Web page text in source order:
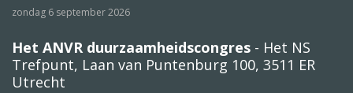
zondag 6 september 2026
Het ANVR duurzaamheidscongres - Het NS
Trefpunt, Laan van Puntenburg 100, 3511 ER
Utrecht